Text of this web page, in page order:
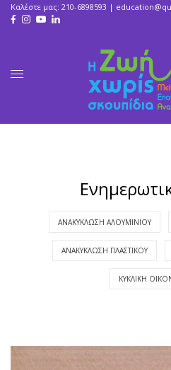
Καλέστε μας: 210-6898593 |
ΑΝΑΚΎΚΛΩΣΗ ΑΛΟΥΜΙΝΊΟΥ
ΑΝΑΚΎΚΛΩΣΗ ΠΛΑΣΤΙΚΟΎ
ΚΥΚΛΙΚΉ